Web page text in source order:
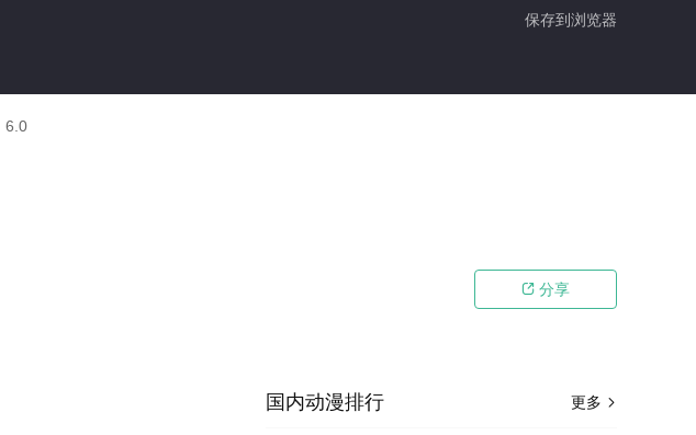
保存到浏览器
6.0
 分享
更多 
国内动漫排行